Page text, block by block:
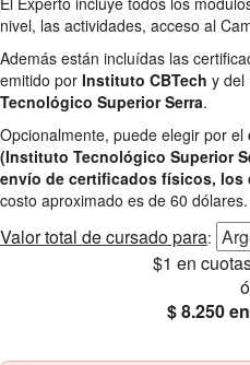
nivel, las actividades, acceso al
Además están incluídas las
emitido por Instituto CBTech y del
Tecnológico Superior Serra.
Opcionalmente, puede elegir por el
(Instituto Tecnológico Superior
envío de certificados físicos, los
costo aproximado es de 60 dólares.
Valor total de cursado para:
$1 en
ó
$ 8.250